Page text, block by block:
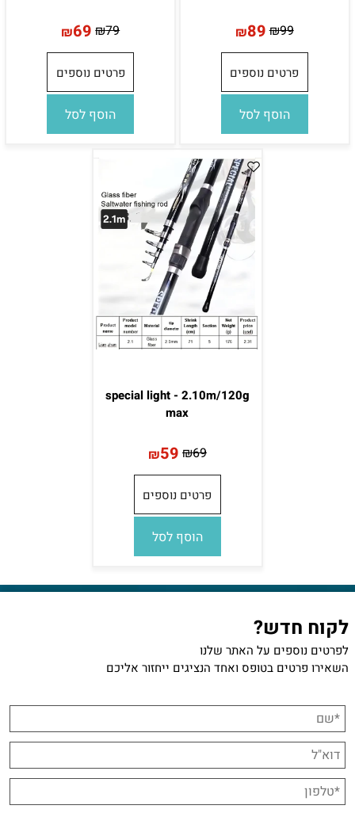
₪99
₪89
פרטים נוספים
הוסף לסל
₪79
₪69
פרטים נוספים
הוסף לסל
special light - 2.10m/120g
max
₪69
₪59
פרטים נוספים
הוסף לסל
לקוח חדש?
לפרטים נוספים על האתר שלנו
השאירו פרטים בטופס ואחד הנציגים ייחזור אליכם